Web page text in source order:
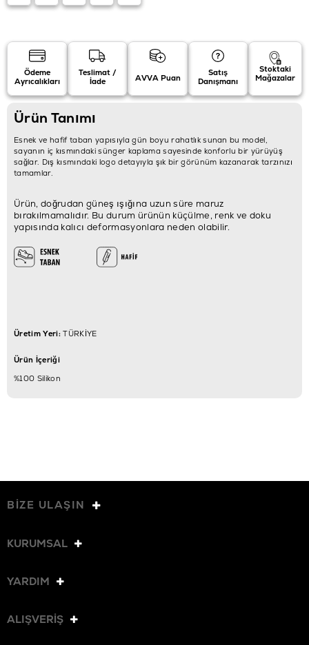
Ödeme
Ayrıcalıkları
Teslimat /
İade
AVVA Puan
Satış
Danışmanı
Stoktaki
Mağazalar
Ürün Tanımı
Esnek ve hafif taban yapısıyla gün boyu rahatlık sunan bu model,
sayanın iç kısmındaki sünger kaplama sayesinde konforlu bir yürüyüş
sağlar. Dış kısmındaki logo detayıyla şık bir görünüm kazanarak tarzınızı
tamamlar.
Ürün, doğrudan güneş ışığına uzun süre maruz
bırakılmamalıdır. Bu durum ürünün küçülme, renk ve doku
yapısında kalıcı deformasyonlara neden olabilir.
Üretim Yeri:TÜRKİYE
Ürün İçeriği
%100 Silikon
BİZE ULAŞIN
KURUMSAL
YARDIM
ALIŞVERİŞ